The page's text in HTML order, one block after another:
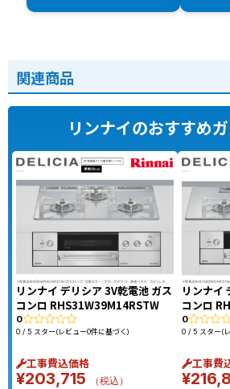
関連商品
リンナイのおすすめ
リンナイ デリシア 3V乾電池 ガス
コンロ RHS31W39M14RSTW
0
0 / 5 スター(レビュー0件に基づく)
工事費込価格
¥203,715 （税込）
リンナイ
コンロ
0
0 / 5 スター(
工事費
¥